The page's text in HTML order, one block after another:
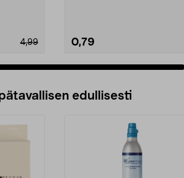
4,99 0,79
edullisesti